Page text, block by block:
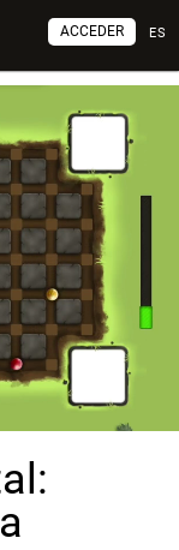
ES
ACCEDER